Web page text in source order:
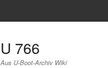
U 766
Aus U-Boot-Archiv Wiki